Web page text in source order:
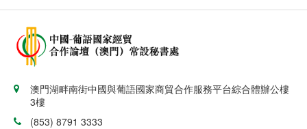
澳門湖畔南街中國與葡語國家商貿合作服務平台綜合體辦公樓
3樓
(853) 8791 3333